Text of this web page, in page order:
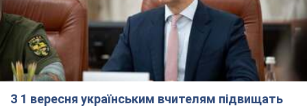
З 1 вересня українським вчителям підвищать